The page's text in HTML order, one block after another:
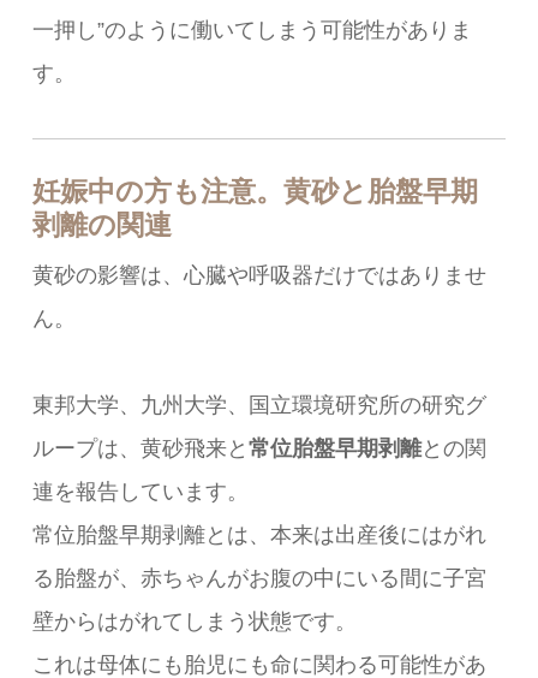
一押し”のように働いてしまう可能性がありま
す。
妊娠中の方も注意。黄砂と胎盤早期
剥離の関連
黄砂の影響は、心臓や呼吸器だけではありませ
ん。
東邦大学、九州大学、国立環境研究所の研究グ
ループは、黄砂飛来と常位胎盤早期剥離との関
連を報告しています。
常位胎盤早期剥離とは、本来は出産後にはがれ
る胎盤が、赤ちゃんがお腹の中にいる間に子宮
壁からはがれてしまう状態です。
これは母体にも胎児にも命に関わる可能性があ